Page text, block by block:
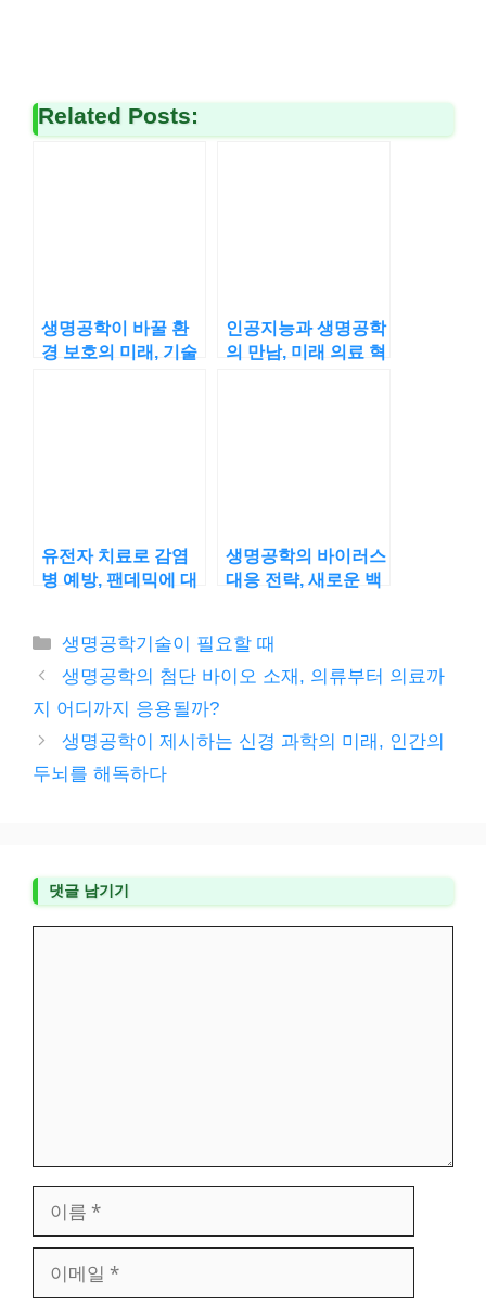
Related Posts:
생명공학이 바꿀 환
경 보호의 미래, 기술
인공지능과 생명공학
의 만남, 미래 의료 혁
유전자 치료로 감염
병 예방, 팬데믹에 대
생명공학의 바이러스
대응 전략, 새로운 백
카
테
리
생명공학기술이 필요할 때
생명공학의 첨단 바이오 소재, 의류부터 의료까
지 어디까지 응용될까?
생명공학이 제시하는 신경 과학의 미래, 인간의
두뇌를 해독하다
댓글 남기기